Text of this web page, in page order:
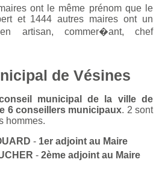
ont le même prénom que le
et 1444 autres maires ont un
artisan, commer�ant, chef
de Vésines
municipal de la ville de
6 conseillers municipaux. 2 sont
hommes.
- 1er adjoint au Maire
- 2ème adjoint au Maire